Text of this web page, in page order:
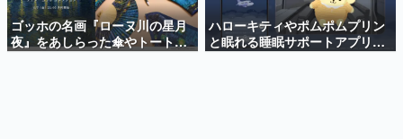
新世代に訊く
これからのデジタルゲーム市場を担う若きクリエイター達
の姿を追い、彼らのルーツと情熱を探っていきます。
ゴッホの名画『ローヌ川の星月
夜』をあしらった傘やトートバ
ッグなどが登場。8月7日21時よ
ハローキティやポムポムプリン
と眠れる睡眠サポートアプリ
『ゆめたび』が配信中。キャラ